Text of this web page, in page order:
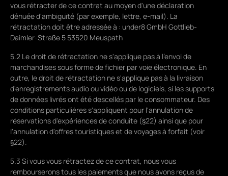
vous rétracter de ce contrat au moyen d'une déclaration
dénuée d'ambiguïté (par exemple, lettre, e-mail). La
rétractation doit être adressée à : under8 GmbH Gottlieb-
Daimler-Straße 5 53520 Meuspath
5.2 Le droit de rétractation ne s'applique pas à l'envoi de
marchandises sous forme de fichier par voie électronique. En
outre, le droit de rétractation ne s'applique pas à la livraison
d'enregistrements audio ou vidéo ou de logiciels, si les supports
de données livrés ont été descellés par le consommateur. Des
conditions particulières s'appliquent pour l'annulation de
réservations d'expériences de conduite (§22) ainsi que pour
l'annulation d'offres touristiques et de voyages à forfait (voir
§22).
5.3 Si vous vous rétractez de ce contrat, nous vous
rembourserons tous les paiements que nous avons reçus de